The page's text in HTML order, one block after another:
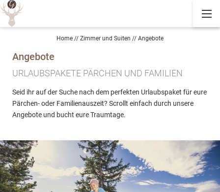
Home // Zimmer und Suiten // Angebote
Angebote
URLAUBSPAKETE PÄRCHEN UND FAMILIEN
Seid ihr auf der Suche nach dem perfekten Urlaubspaket für eure
Pärchen- oder Familienauszeit? Scrollt einfach durch unsere
Angebote und bucht eure Traumtage.